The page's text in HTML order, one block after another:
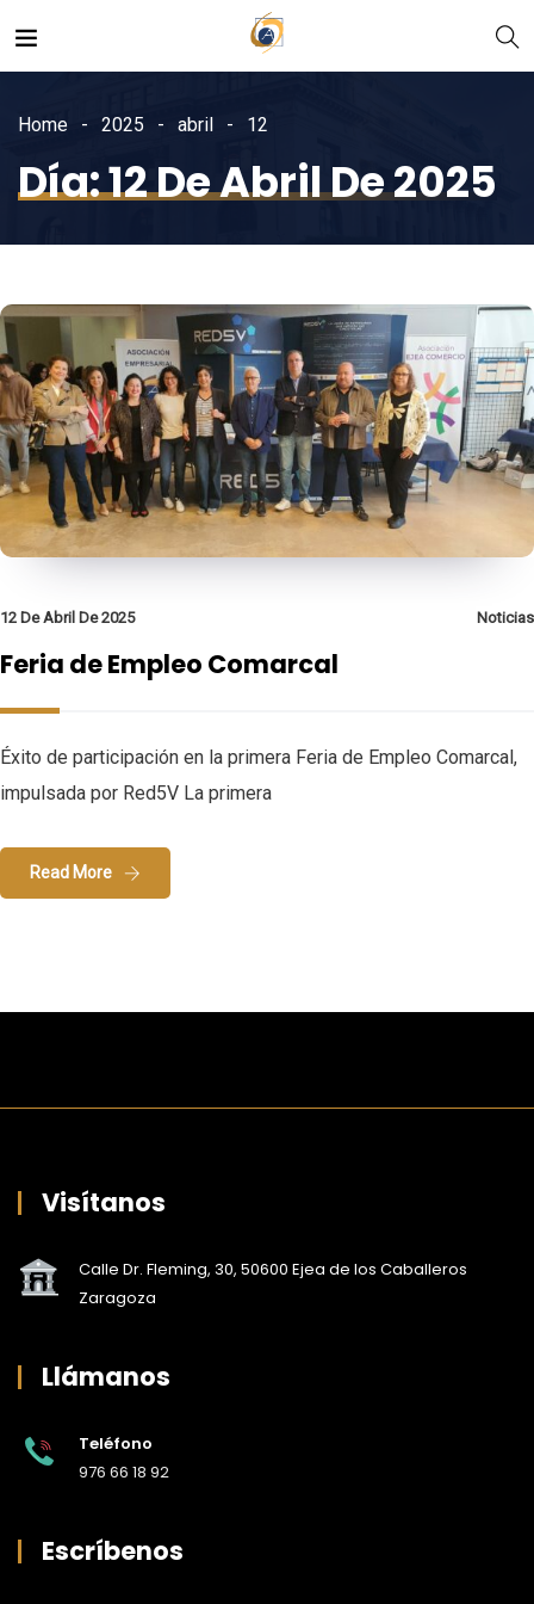
Home 2025 abril 12
Día:12 De Abril De 2025
12 De Abril De 2025 Noticias
Feria de Empleo Comarcal
Éxito de participación en la primera Feria de Empleo Comarcal,
impulsada por Red5V La primera
Read More
Visítanos
Calle Dr. Fleming, 30, 50600 Ejea de los Caballeros
Zaragoza
Llámanos
Teléfono
976 66 18 92
Escríbenos